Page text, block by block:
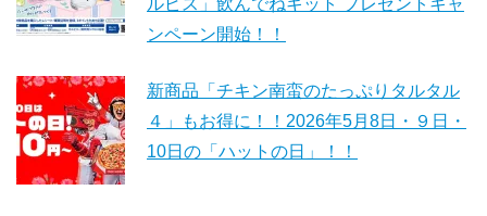
ンペーン開始！！
新商品「チキン南蛮のたっぷりタルタル
４」もお得に！！2026年5月8日・９日・
10日の「ハットの日」！！